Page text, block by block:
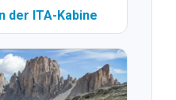
der ITA-Kabine